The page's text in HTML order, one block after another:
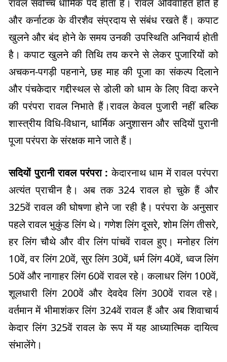
और कर्नाटक के वीरशैव संप्रदाय से संबंध रखते हैं। कपाट
खुलने और बंद होने के समय उनकी उपस्थिति अनिवार्य होती
है। कपाट खुलने की तिथि तय करने से लेकर पुजारियों को
अचकन-पगड़ी पहनाने, छह माह की पूजा का संकल्प दिलाने
और पंचकेदार गद्दीस्थल से डोली को धाम के लिए विदा करने
की परंपरा रावल निभाते हैं।रावल केवल पुजारी नहीं बल्कि
शास्त्रीय विधि-विधान, धार्मिक अनुशासन और सदियों पुरानी
पूजा परंपरा के संरक्षक माने जाते हैं।
सदियों पुरानी रावल परंपरा :केदारनाथ धाम में रावल परंपरा
अत्यंत प्राचीन है। अब तक 324 रावल हो चुके हैं और
325वें रावल की घोषणा होने जा रही है। परंपरा के अनुसार
पहले रावल भुकुंड लिंग थे। गणेश लिंग दूसरे, शोम लिंग तीसरे,
हर लिंग चौथे और वीर लिंग पांचवें रावल हुए। मनोहर लिंग
10वें, वर लिंग 20वें, सुर लिंग 30वें, धर्म लिंग 40वें, ध्वज लिंग
50वें और नागाहर लिंग 60वें रावल रहे। कलाधर लिंग 100वें,
शूलधारी लिंग 200वें और देवदेव लिंग 300वें रावल रहे।
वर्तमान में भीमाशंकर लिंग 324वें रावल हैं और अब शिवाचार्य
केदार लिंग 325वें रावल के रूप में यह आध्यात्मिक दायित्व
संभालेंगे।